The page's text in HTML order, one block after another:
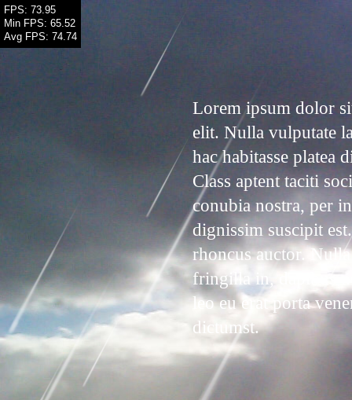
Lorem ipsum dolor
elit. Nulla vulputate
hac habitasse platea
Class aptent taciti
conubia nostra, per
dignissim suscipit
rhoncus auctor.
fringilla in, dapibus
leo eu erat porta
dictumst.
FPS: 75.35
Min FPS: 65.52
Avg FPS: 74.92